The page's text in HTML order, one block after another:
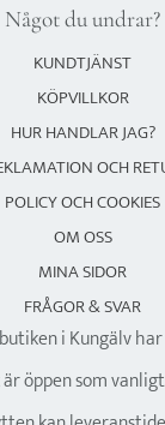
Något du undrar?
KUNDTJÄNST
KÖPVILLKOR
HUR HANDLAR JAG?
OCH
POLICY OCH COOKIES
OM OSS
MINA SIDOR
FRÅGOR & SVAR
i Kungälv har
öppen som